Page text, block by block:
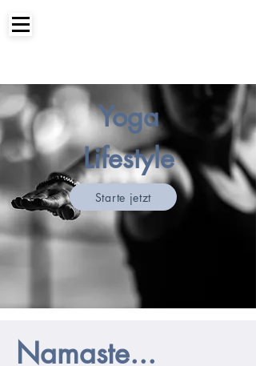
Yoga
Lifestyle
Starte jetzt
Namaste...